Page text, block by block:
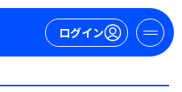
ログイン